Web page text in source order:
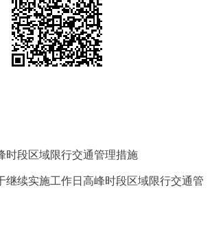
时段区域限行交通管理措施
继续实施工作日高峰时段区域限行交通管